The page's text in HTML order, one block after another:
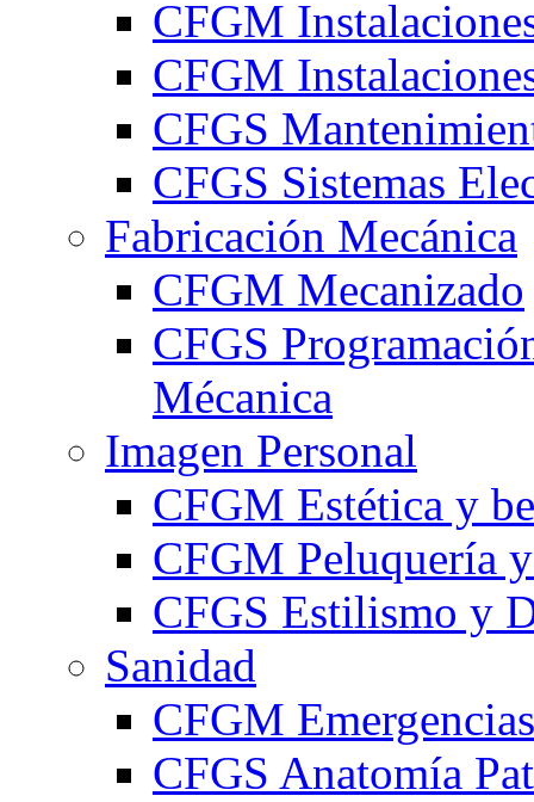
CFGM
CFGM
CFGS
CFGS Sistemas
Fabricación Mecánica
CFGM Mecanizado
CFGS
Mécanica
Imagen Personal
CFGM Estética y
CFGM Peluquería
CFGS Estilismo y
Sanidad
CFGM
CFGS Anatomía